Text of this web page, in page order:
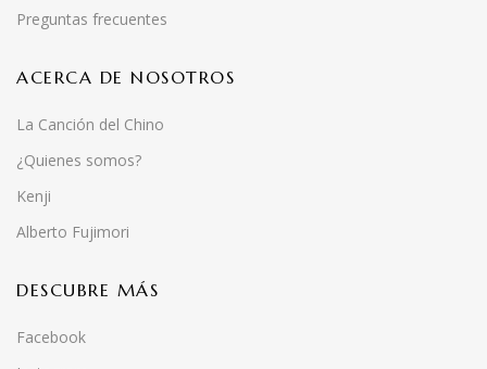
Preguntas frecuentes
ACERCA DE NOSOTROS
La Canción del Chino
¿Quienes somos?
Kenji
Alberto Fujimori
DESCUBRE MÁS
Facebook